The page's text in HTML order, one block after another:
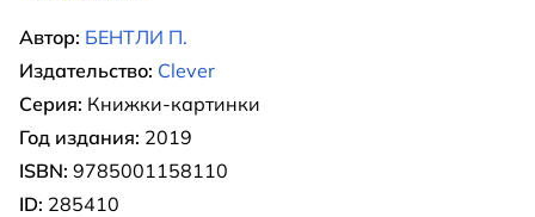
Автор: БЕНТЛИ П.
Издательство: Clever
Серия: Книжки-картинки
Год издания: 2019
ISBN: 9785001158110
ID: 285410